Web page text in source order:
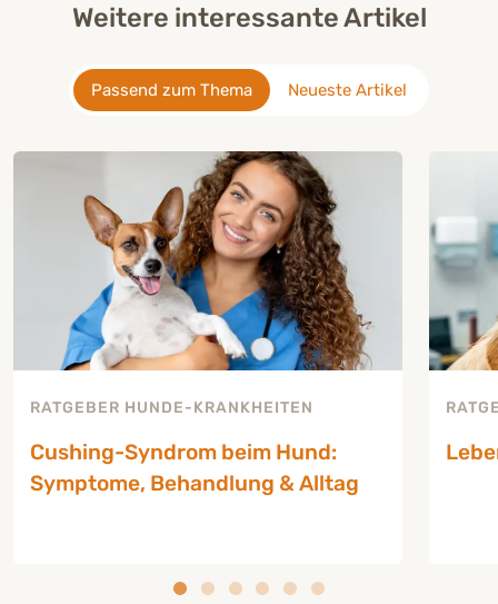
Weitere interessante Artikel
Passend zum Thema Neueste Artikel
RATGEBER HUNDE-KRANKHEITEN
Cushing-Syndrom beim Hund:
Symptome, Behandlung & Alltag